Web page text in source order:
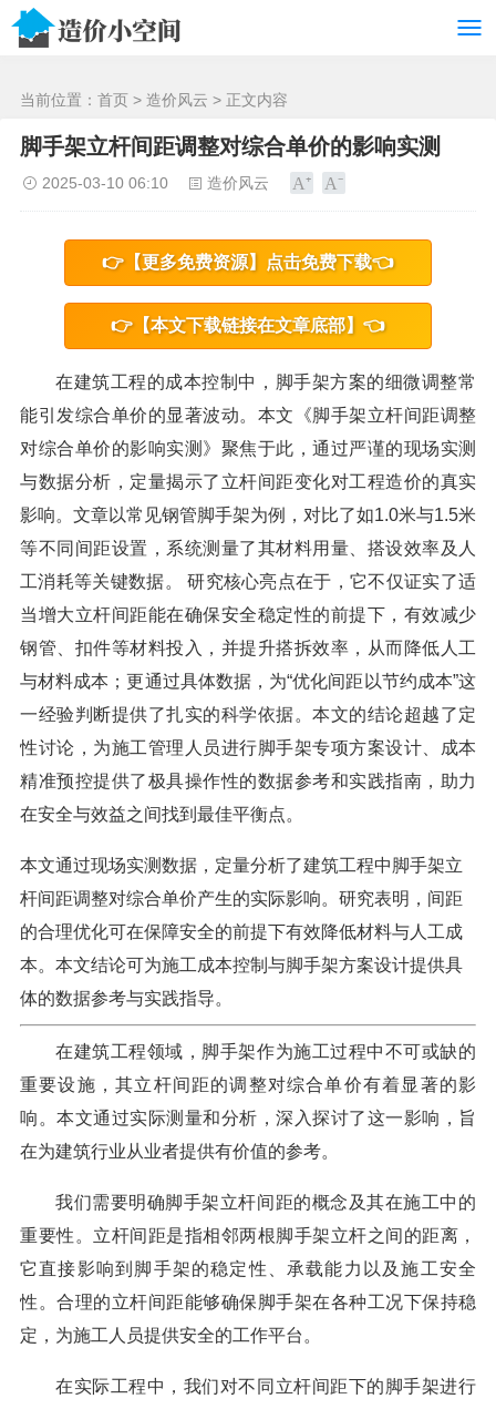
当前位置： 首页 > 造价风云 > 正文内容
脚手架立杆间距调整对综合单价的影响实测
2025-03-10 06:10 造价风云
👉【更多免费资源】点击免费下载👈
👉【本文下载链接在文章底部】👈
在建筑工程的成本控制中，脚手架方案的细微调整常
能引发综合单价的显著波动。本文《脚手架立杆间距调整
对综合单价的影响实测》聚焦于此，通过严谨的现场实测
与数据分析，定量揭示了立杆间距变化对工程造价的真实
影响。文章以常见钢管脚手架为例，对比了如1.0米与1.5米
等不同间距设置，系统测量了其材料用量、搭设效率及人
工消耗等关键数据。 研究核心亮点在于，它不仅证实了适
当增大立杆间距能在确保安全稳定性的前提下，有效减少
钢管、扣件等材料投入，并提升搭拆效率，从而降低人工
与材料成本；更通过具体数据，为“优化间距以节约成本”这
一经验判断提供了扎实的科学依据。本文的结论超越了定
性讨论，为施工管理人员进行脚手架专项方案设计、成本
精准预控提供了极具操作性的数据参考和实践指南，助力
在安全与效益之间找到最佳平衡点。
本文通过现场实测数据，定量分析了建筑工程中脚手架立
杆间距调整对综合单价产生的实际影响。研究表明，间距
的合理优化可在保障安全的前提下有效降低材料与人工成
本。本文结论可为施工成本控制与脚手架方案设计提供具
体的数据参考与实践指导。
在建筑工程领域，脚手架作为施工过程中不可或缺的
重要设施，其立杆间距的调整对综合单价有着显著的影
响。本文通过实际测量和分析，深入探讨了这一影响，旨
在为建筑行业从业者提供有价值的参考。
我们需要明确脚手架立杆间距的概念及其在施工中的
重要性。立杆间距是指相邻两根脚手架立杆之间的距离，
它直接影响到脚手架的稳定性、承载能力以及施工安全
性。合理的立杆间距能够确保脚手架在各种工况下保持稳
定，为施工人员提供安全的工作平台。
在实际工程中，我们对不同立杆间距下的脚手架进行